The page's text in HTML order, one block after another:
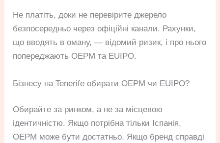
Не платіть, доки не перевірите джерело
безпосередньо через офіційні канали. Рахунки,
що вводять в оману, — відомий ризик, і про нього
попереджають OEPM та EUIPO.
Бізнесу на Tenerife обирати OEPM чи EUIPO?
Обирайте за ринком, а не за місцевою
ідентичністю. Якщо потрібна тільки Іспанія,
OEPM може бути достатньо. Якщо бренд справді